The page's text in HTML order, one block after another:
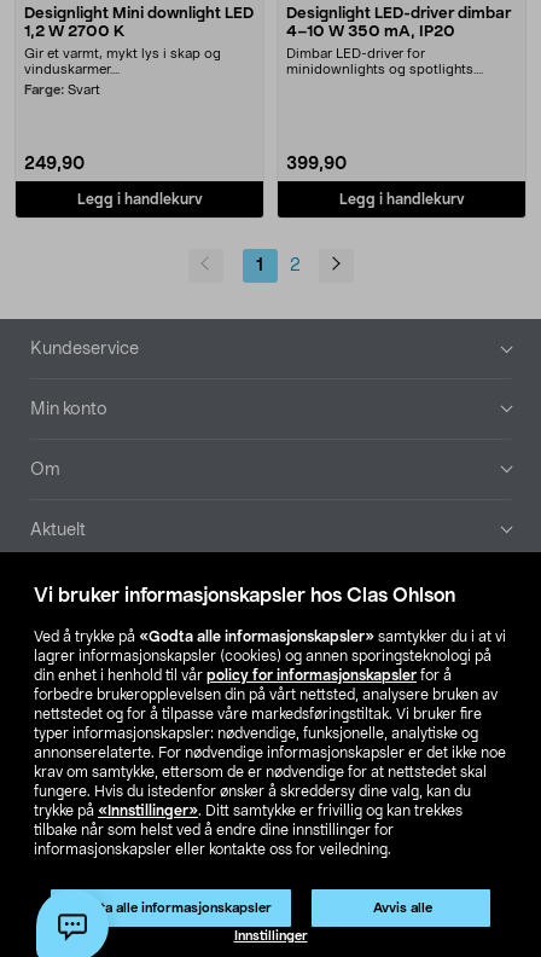
Vi bruker informasjonskapsler hos Clas Ohlson
Ved å trykke på «Godta alle informasjonskapsler» samtykker du i at vi
lagrer informasjonskapsler (cookies) og annen sporingsteknologi på
din enhet i henhold til vår policy for informasjonskapsler for å
forbedre brukeropplevelsen din på vårt nettsted, analysere bruken av
nettstedet og for å tilpasse våre markedsføringstiltak. Vi bruker fire
typer informasjonskapsler: nødvendige, funksjonelle, analytiske og
annonserelaterte. For nødvendige informasjonskapsler er det ikke noe
krav om samtykke, ettersom de er nødvendige for at nettstedet skal
fungere. Hvis du istedenfor ønsker å skreddersy dine valg, kan du
trykke på «Innstillinger». Ditt samtykke er frivillig og kan trekkes
tilbake når som helst ved å endre dine innstillinger for
informasjonskapsler eller kontakte oss for veiledning.
Godta alle informasjonskapsler Avvis alle
Innstillinger
Designlight Mini downlight LED
1,2 W 2700 K
Gir et varmt, mykt lys i skap og
vinduskarmer....
Farge: Svart
249,90
Legg i handlekurv
Designlight LED-driver dimbar
4–10 W 350 mA, IP20
Dimbar LED-driver for
minidownlights og spotlights.
399,90
Legg i handlekurv
1 2
Bunntekst
Kundeservice
Min konto
Om
Aktuelt
Våre selskaper
Finn din butikk
SE NO FI
Endre til priser ekskl. moms